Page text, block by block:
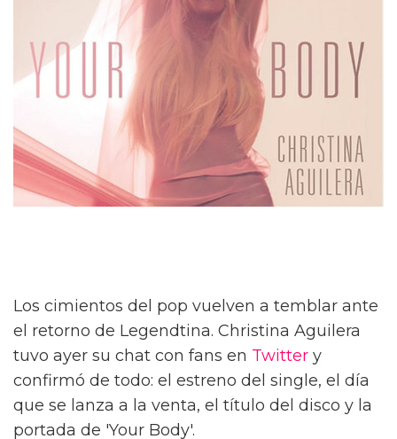
Los cimientos del pop vuelven a temblar ante
el retorno de Legendtina. Christina Aguilera
tuvo ayer su chat con fans en Twitter y
confirmó de todo: el estreno del single, el día
que se lanza a la venta, el título del disco y la
portada de 'Your Body'.